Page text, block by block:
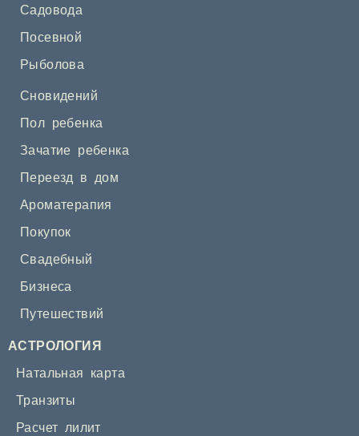
Садовода
Посевной
Рыболова
Сновидений
Пол ребенка
Зачатие ребенка
Переезд в дом
Ароматерапия
Покупок
Свадебный
Бизнеса
Путешествий
АСТРОЛОГИЯ
Натальная карта
Транзиты
Расчет лилит